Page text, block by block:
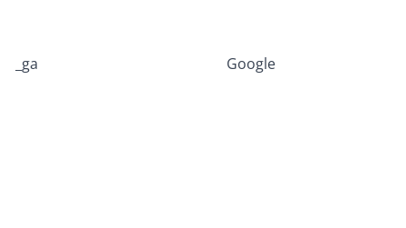
_ga Google